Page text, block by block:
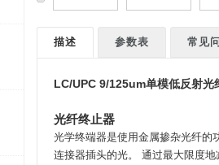
描述 参数表 常见
LC/UPC 9/125um单模低反射光
光纤终止器
光学终端器是使用金属掺杂光纤的
连接器插头的光。 通过最大限度